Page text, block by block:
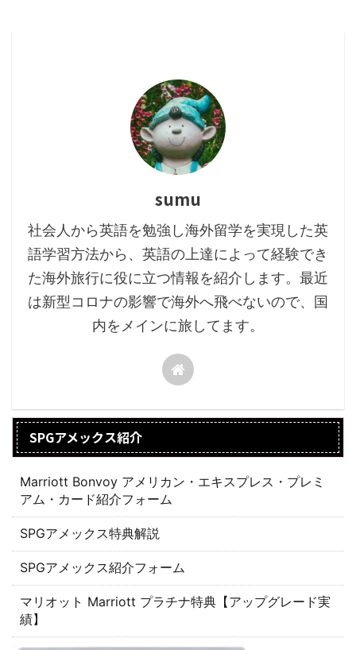
sumu
社会人から英語を勉強し海外留学を実現した英
語学習方法から、英語の上達によって経験でき
た海外旅行に役に立つ情報を紹介します。最近
は新型コロナの影響で海外へ飛べないので、国
内をメインに旅してます。
SPGアメックス紹介
Marriott Bonvoy アメリカン・エキスプレス・プレミ
アム・カード紹介フォーム
SPGアメックス特典解説
SPGアメックス紹介フォーム
マリオット Marriott プラチナ特典【アップグレード実
績】